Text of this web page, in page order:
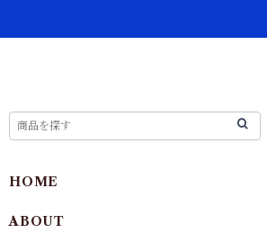
HOME
ABOUT